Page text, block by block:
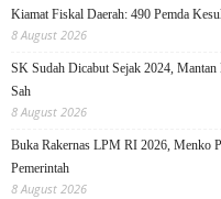
Kiamat Fiskal Daerah: 490 Pemda
8 August 2026
SK Sudah Dicabut Sejak 2024,
Sah
8 August 2026
Buka Rakernas LPM RI 2026, Menko
Pemerintah
8 August 2026